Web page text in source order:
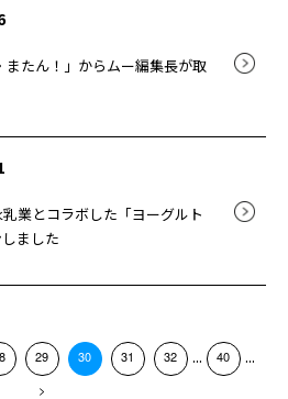
たん！」からムー編集長が取
業とコラボした「ヨーグルト
ました
29 30 31 32 ... 40 ...